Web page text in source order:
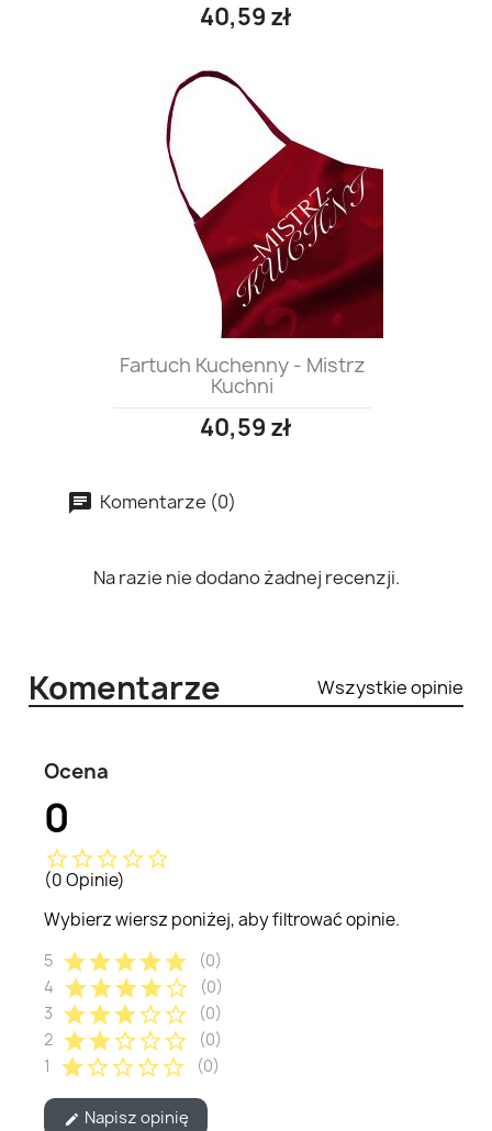
40,59 zł
Fartuch Kuchenny - Mistrz
Kuchni
40,59 zł
Komentarze (0)
Na razie nie dodano żadnej recenzji.
Komentarze Wszystkie opinie
Ocena
0
star_borderstar_borderstar_borderstar_borderstar_border
(0 Opinie)
Wybierz wiersz poniżej, aby filtrować opinie.
5 starstarstarstarstar
(0)
4 starstarstarstarstar_border
(0)
3 starstarstarstar_borderstar_border
(0)
2 starstarstar_borderstar_borderstar_border
(0)
1
starstar_borderstar_borderstar_borderstar_border (0)
edit Napisz opinię